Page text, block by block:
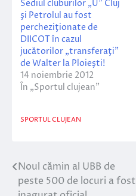
Sediul cluburilor „U” Cluj
şi Petrolul au fost
percheziţionate de
DIICOT în cazul
jucătorilor „transferaţi”
de Walter la Ploieşti!
14 noiembrie 2012
În „Sportul clujean”
SPORTUL CLUJEAN
Navigare
în
Noul cămin al UBB de
peste 500 de locuri a fost